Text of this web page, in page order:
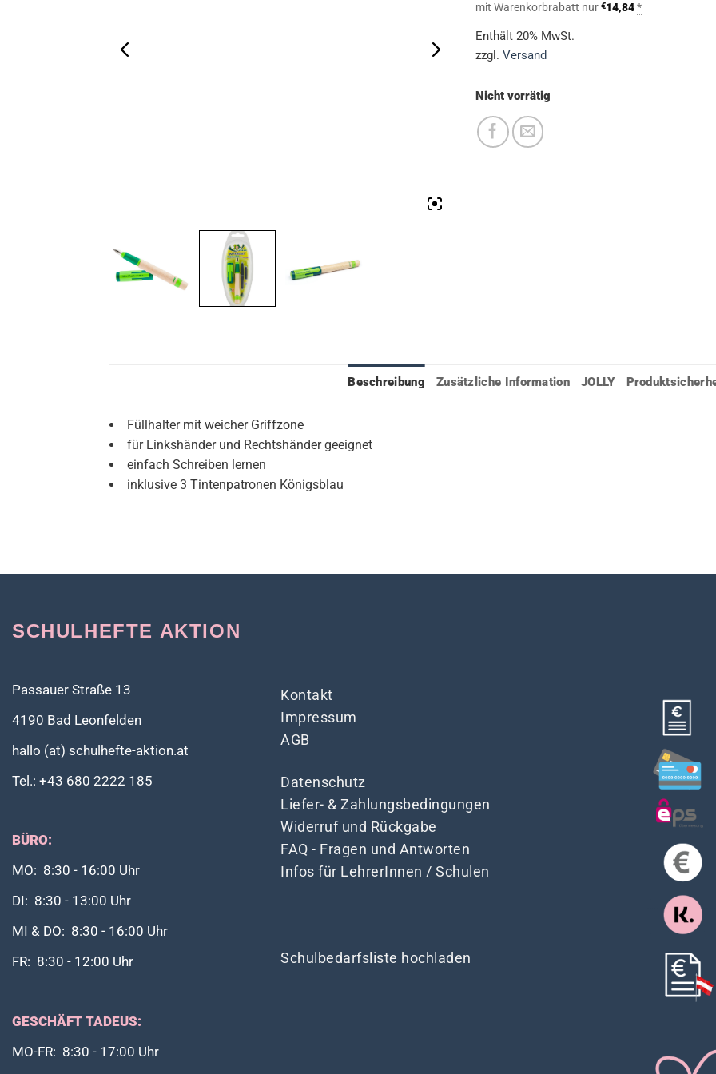
mit Warenkorbrabatt nur€14,84*
Enthält 20% MwSt.
zzgl.Versand
Nicht vorrätig
Beschreibung Zusätzliche Information JOLLY
Füllhalter mit weicher Griffzone
für Linkshänder und Rechtshänder geeignet
einfach Schreiben lernen
inklusive 3 Tintenpatronen Königsblau
SCHULHEFTE AKTION
Passauer Straße 13
4190 Bad Leonfelden
hallo (at) schulhefte-aktion.at
Tel.: +43 680 2222 185
BÜRO:
MO: 8:30 - 16:00 Uhr
DI: 8:30 - 13:00 Uhr
MI & DO: 8:30 - 16:00 Uhr
FR: 8:30 - 12:00 Uhr
GESCHÄFT TADEUS:
MO-FR: 8:30 - 17:00 Uhr
Kontakt
Impressum
AGB
Datenschutz
Liefer- & Zahlungsbedingungen
Widerruf und Rückgabe
FAQ - Fragen und Antworten
Infos für LehrerInnen / Schulen
Schulbedarfsliste hochladen